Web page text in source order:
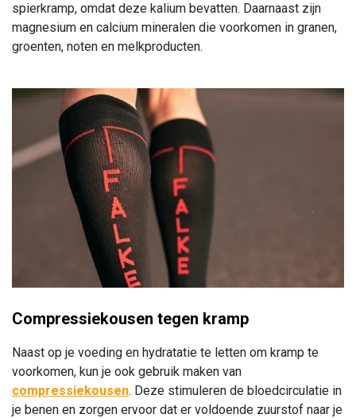
spierkramp, omdat deze kalium bevatten. Daarnaast zijn
magnesium en calcium mineralen die voorkomen in granen,
groenten, noten en melkproducten.
Compressiekousen tegen kramp
Naast op je voeding en hydratatie te letten om kramp te
voorkomen, kun je ook gebruik maken van
compressiekousen. Deze stimuleren de bloedcirculatie in
je benen en zorgen ervoor dat er voldoende zuurstof naar je